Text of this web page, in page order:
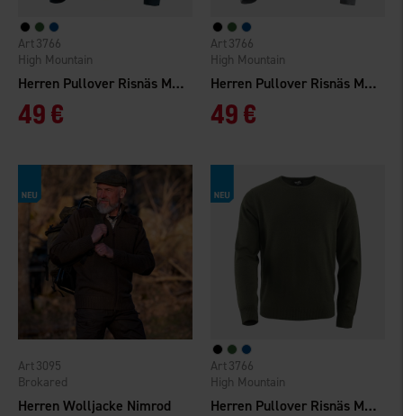
Herren Pullover Risnäs Merinowolle
High Mountain
3766
49 €
Herren Pullover Risnäs Merinowolle
High Mountain
3766
49 €
Herren Wolljacke Nimrod
Brokared
3095
Herren Pullover Risnäs Merinowolle
High Mountain
3766